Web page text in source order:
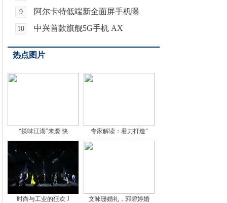
9 阿尔卡特低端新全面屏手机曝
10 中兴首款旗舰5G手机 AX
热点图片
“筷味江湖”来袭 快 专家解读：着力打造“
时尚与工业的狂欢 J 文咏珊婚礼，郭碧婷婚